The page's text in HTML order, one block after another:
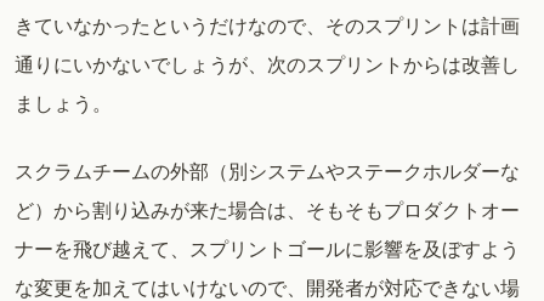
きていなかったというだけなので、そのスプリントは計画
通りにいかないでしょうが、次のスプリントからは改善し
ましょう。
スクラムチームの外部（別システムやステークホルダーな
ど）から割り込みが来た場合は、そもそもプロダクトオー
ナーを飛び越えて、スプリントゴールに影響を及ぼすよう
な変更を加えてはいけないので、開発者が対応できない場